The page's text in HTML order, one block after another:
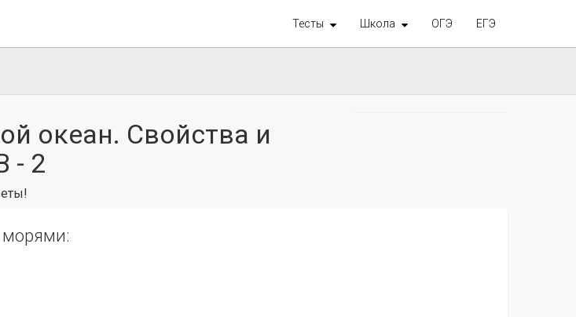
Тесты Школа ОГЭ ЕГЭ
океан. Свойства и
- 2
морями: